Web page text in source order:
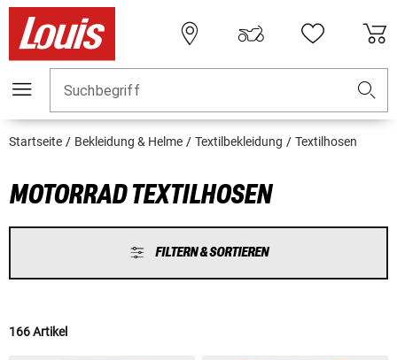
Suchbegriff
Startseite Bekleidung & Helme Textilbekleidung Textilhosen
MOTORRAD TEXTILHOSEN
FILTERN & SORTIEREN
166 Artikel